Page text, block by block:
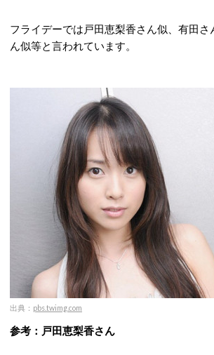
フライデーでは戸田恵梨香さん似、有田さ
ん似等と言われています。
出典： pbs.twimg.com
参考：戸田恵梨香さん